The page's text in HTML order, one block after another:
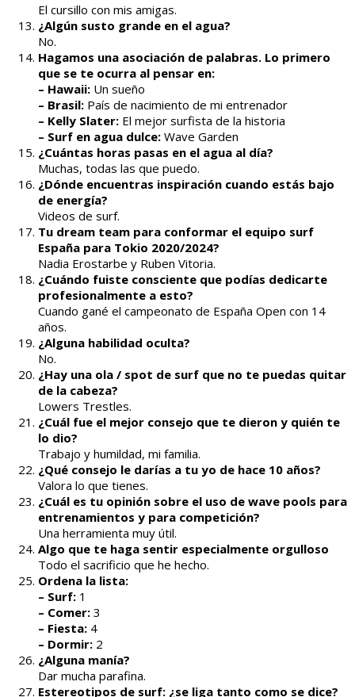
El cursillo con mis amigas.
¿Algún susto grande en el agua?
No.
Hagamos una asociación de palabras. Lo primero
que se te ocurra al pensar en:
– Hawaii: Un sueño
– Brasil: País de nacimiento de mi entrenador
– Kelly Slater: El mejor surfista de la historia
– Surf en agua dulce: Wave Garden
¿Cuántas horas pasas en el agua al día?
Muchas, todas las que puedo.
¿Dónde encuentras inspiración cuando estás bajo
de energía?
Videos de surf.
Tu dream team para conformar el equipo surf
España para Tokio 2020/2024?
Nadia Erostarbe y Ruben Vitoria.
¿Cuándo fuiste consciente que podías dedicarte
profesionalmente a esto?
Cuando gané el campeonato de España Open con 14
años.
¿Alguna habilidad oculta?
No.
¿Hay una ola / spot de surf que no te puedas quitar
de la cabeza?
Lowers Trestles.
¿Cuál fue el mejor consejo que te dieron y quién te
lo dio?
Trabajo y humildad, mi familia.
¿Qué consejo le darías a tu yo de hace 10 años?
Valora lo que tienes.
¿Cuál es tu opinión sobre el uso de wave pools para
entrenamientos y para competición?
Una herramienta muy útil.
Algo que te haga sentir especialmente orgulloso
Todo el sacrificio que he hecho.
Ordena la lista:
– Surf: 1
– Comer: 3
– Fiesta: 4
– Dormir: 2
¿Alguna manía?
Dar mucha parafina.
Estereotipos de surf: ¿se liga tanto como se dice?